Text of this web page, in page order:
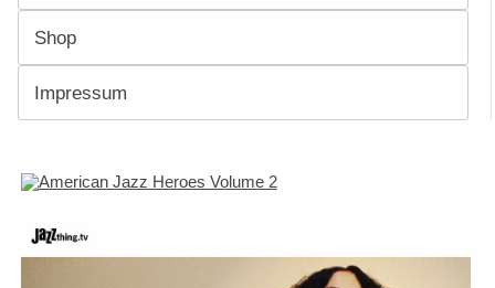
Shop
Impressum